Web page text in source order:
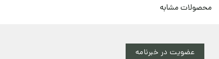
محصولات مشابه
عضویت در خبرنامه